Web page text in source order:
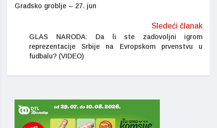
Gradsko groblje – 27. jun
Sledeći članak
GLAS NARODA: Da li ste zadovoljni igrom
reprezentacije Srbije na Evropskom prvenstvu u
fudbalu? (VIDEO)